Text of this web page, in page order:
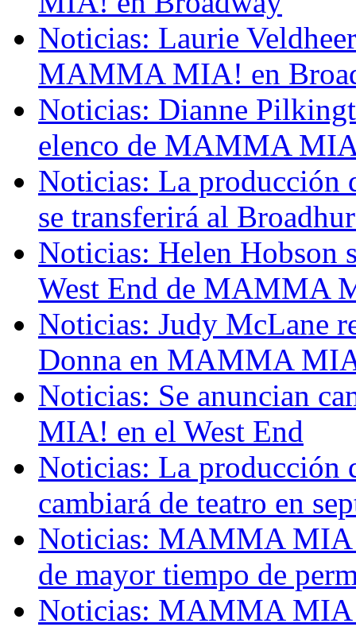
Noticias: Laurie
MAMMA MIA! en
Noticias: Dianne
elenco de MAMMA
Noticias: La
se transferirá al
Noticias: Helen Hobson
West End de MAMMA
Noticias: Judy McLane
Donna en MAMMA
Noticias: Se anuncian
MIA! en el West End
Noticias: La
cambiará de teatro en
Noticias: MAMMA MIA!
de mayor tiempo de
Noticias: MAMMA MIA!